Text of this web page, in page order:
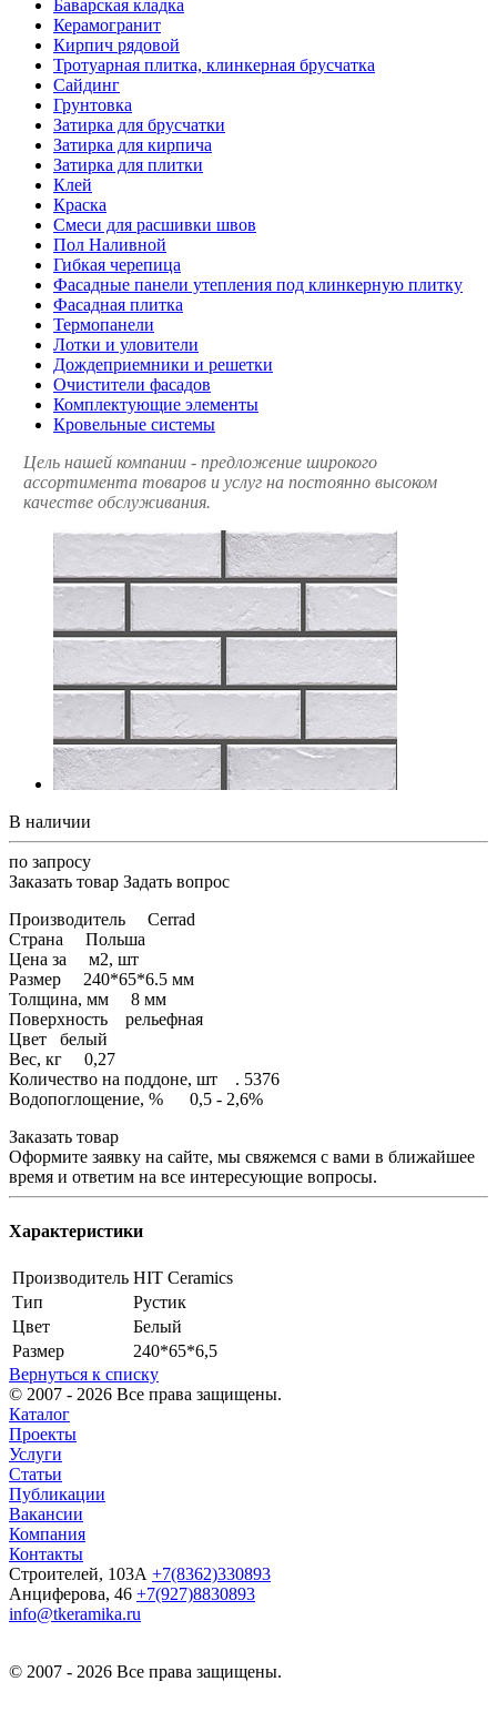
Баварская кладка
Керамогранит
Кирпич рядовой
Тротуарная плитка, клинкерная брусчатка
Сайдинг
Грунтовка
Затирка для брусчатки
Затирка для кирпича
Затирка для плитки
Клей
Краска
Смеси для расшивки швов
Пол Наливной
Гибкая черепица
Фасадные панели утепления под клинкерную плитку
Фасадная плитка
Термопанели
Лотки и уловители
Дождеприемники и решетки
Очистители фасадов
Комплектующие элементы
Кровельные системы
Цель нашей компании - предложение широкого
ассортимента товаров и услуг на постоянно высоком
качестве обслуживания.
В наличии
по запросу
Заказать товар Задать вопрос
Производитель Cerrad
Страна Польша
Цена за м2, шт
Размер 240*65*6.5 мм
Толщина, мм 8 мм
Поверхность рельефная
Цвет белый
Вес, кг 0,27
Количество на поддоне, шт . 5376
Водопоглощение, % 0,5 - 2,6%
Заказать товар
Оформите заявку на сайте, мы свяжемся с вами в ближайшее
время и ответим на все интересующие вопросы.
Характеристики
Производитель HIT Ceramics
Тип
Рустик
Цвет
Белый
Размер
240*65*6,5
Вернуться к списку
© 2007 - 2026 Все права защищены.
Каталог
Проекты
Услуги
Статьи
Публикации
Вакансии
Компания
Контакты
Строителей, 103А +7(8362)330893
Анциферова, 46 +7(927)8830893
info@tkeramika.ru
© 2007 - 2026 Все права защищены.